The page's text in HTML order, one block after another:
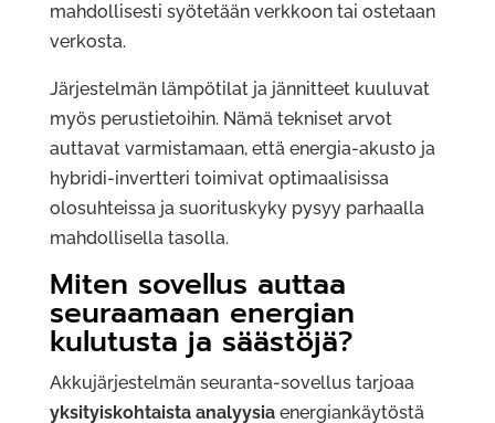
mahdollisesti syötetään verkkoon tai ostetaan
verkosta.
Järjestelmän lämpötilat ja jännitteet kuuluvat
myös perustietoihin. Nämä tekniset arvot
auttavat varmistamaan, että energia-akusto ja
hybridi-invertteri toimivat optimaalisissa
olosuhteissa ja suorituskyky pysyy parhaalla
mahdollisella tasolla.
Miten sovellus auttaa
seuraamaan energian
kulutusta ja säästöjä?
Akkujärjestelmän seuranta-sovellus tarjoaa
yksityiskohtaista analyysiaenergiankäytöstä